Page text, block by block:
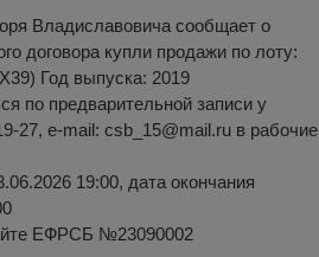
Владиславовича сообщает о
договора купли продажи по лоту:
Год выпуска: 2019
по предварительной записи у
27, e-mail: csb_15@mail.ru в рабочие
19:00, дата окончания
ЕФРСБ №23090002